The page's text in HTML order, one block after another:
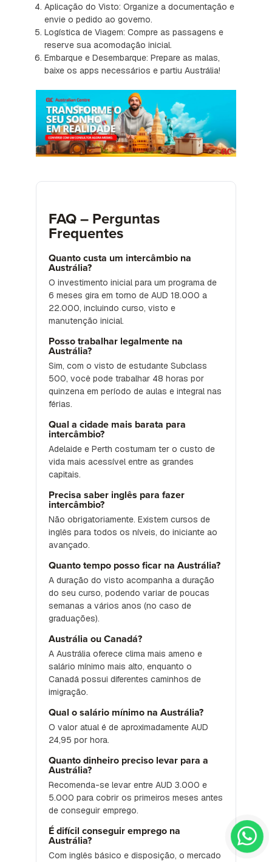
Aplicação do Visto: Organize a documentação e
envie o pedido ao governo.
Logística de Viagem: Compre as passagens e
reserve sua acomodação inicial.
Embarque e Desembarque: Prepare as malas,
baixe os apps necessários e partiu Austrália!
FAQ – Perguntas
Frequentes
Quanto custa um intercâmbio na
Austrália?
O investimento inicial para um programa de
6 meses gira em torno de AUD 18.000 a
22.000, incluindo curso, visto e
manutenção inicial.
Posso trabalhar legalmente na
Austrália?
Sim, com o visto de estudante Subclass
500, você pode trabalhar 48 horas por
quinzena em período de aulas e integral nas
férias.
Qual a cidade mais barata para
intercâmbio?
Adelaide e Perth costumam ter o custo de
vida mais acessível entre as grandes
capitais.
Precisa saber inglês para fazer
intercâmbio?
Não obrigatoriamente. Existem cursos de
inglês para todos os níveis, do iniciante ao
avançado.
Quanto tempo posso ficar na Austrália?
A duração do visto acompanha a duração
do seu curso, podendo variar de poucas
semanas a vários anos (no caso de
graduações).
Austrália ou Canadá?
A Austrália oferece clima mais ameno e
salário mínimo mais alto, enquanto o
Canadá possui diferentes caminhos de
imigração.
Qual o salário mínimo na Austrália?
O valor atual é de aproximadamente AUD
24,95 por hora.
Quanto dinheiro preciso levar para a
Austrália?
Recomenda-se levar entre AUD 3.000 e
5.000 para cobrir os primeiros meses antes
de conseguir emprego.
É difícil conseguir emprego na
Austrália?
Com inglês básico e disposição, o mercado